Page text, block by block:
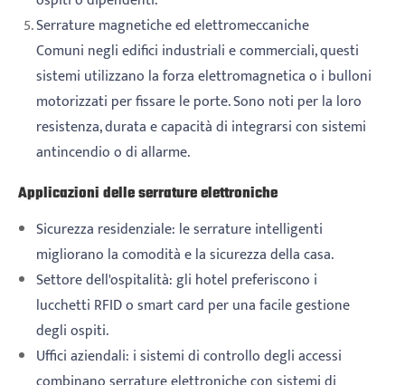
Serrature magnetiche ed elettromeccaniche
Comuni negli edifici industriali e commerciali, questi
sistemi utilizzano la forza elettromagnetica o i bulloni
motorizzati per fissare le porte. Sono noti per la loro
resistenza, durata e capacità di integrarsi con sistemi
antincendio o di allarme.
Applicazioni delle serrature elettroniche
Sicurezza residenziale: le serrature intelligenti
migliorano la comodità e la sicurezza della casa.
Settore dell'ospitalità: gli hotel preferiscono i
lucchetti RFID o smart card per una facile gestione
degli ospiti.
Uffici aziendali: i sistemi di controllo degli accessi